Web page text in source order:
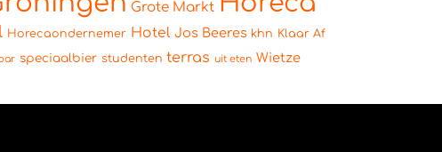
Grote Markt
Horecaondernemer Hotel Jos Beeres khn Klaar Af
speciaalbier studenten terras uit eten Wietze